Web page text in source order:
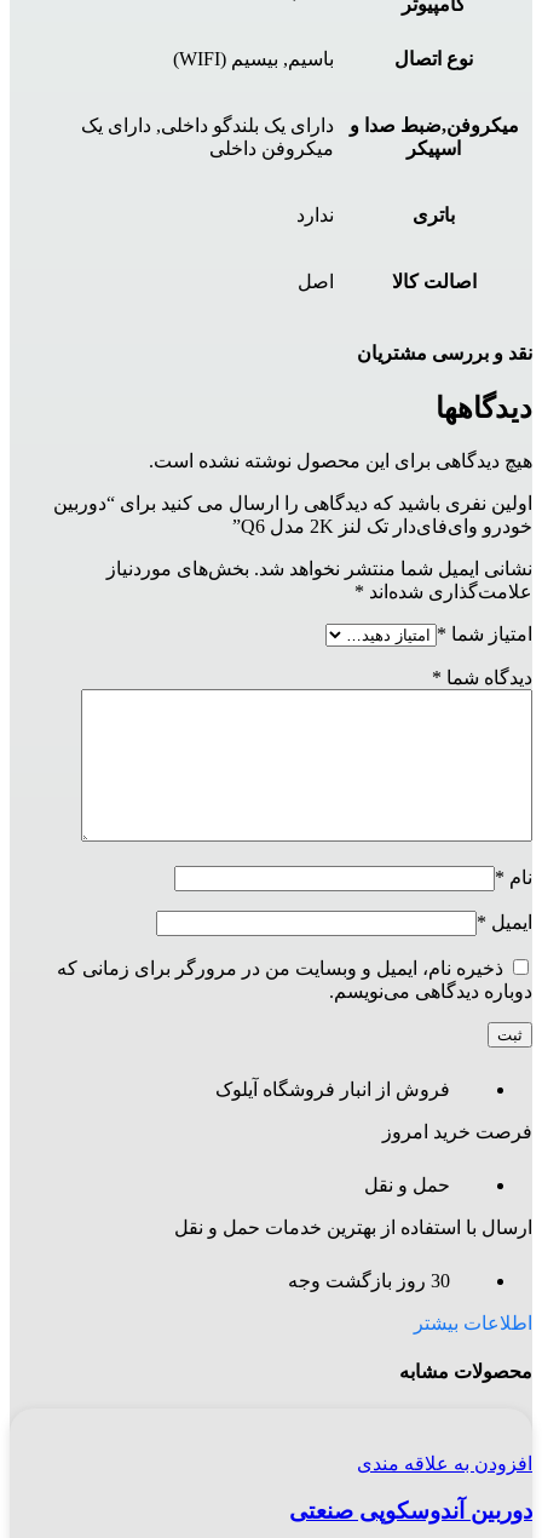
کامپیوتر
نوع اتصال باسیم, بیسیم (WIFI)
میکروفن,ضبط صدا و
اسپیکر
دارای یک بلندگو داخلی, دارای یک
میکروفن داخلی
باتری ندارد
اصالت کالا اصل
نقد و بررسی مشتریان
دیدگاهها
هیچ دیدگاهی برای این محصول نوشته نشده است.
اولین نفری باشید که دیدگاهی را ارسال می کنید برای “دوربین
خودرو وای‌فای‌دار تک لنز 2K مدل Q6”
نشانی ایمیل شما منتشر نخواهد شد. بخش‌های موردنیاز
علامت‌گذاری شده‌اند *
امتیاز شما *
دیدگاه شما *
نام *
ایمیل *
ذخیره نام، ایمیل و وبسایت من در مرورگر برای زمانی که
دوباره دیدگاهی می‌نویسم.
فروش از انبار فروشگاه آیلوک
فرصت خرید امروز
حمل و نقل
ارسال با استفاده از بهترین خدمات حمل و نقل
30 روز بازگشت وجه
اطلاعات بیشتر
محصولات مشابه
افزودن به علاقه مندی
دوربین آندوسکوپی صنعتی